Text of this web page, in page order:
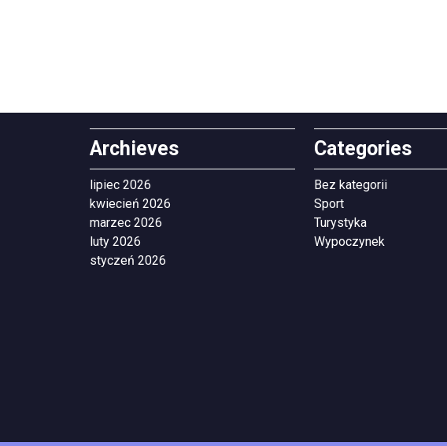
Archieves
lipiec 2026
kwiecień 2026
marzec 2026
luty 2026
styczeń 2026
Categories
Bez kategorii
Sport
Turystyka
Wypoczynek